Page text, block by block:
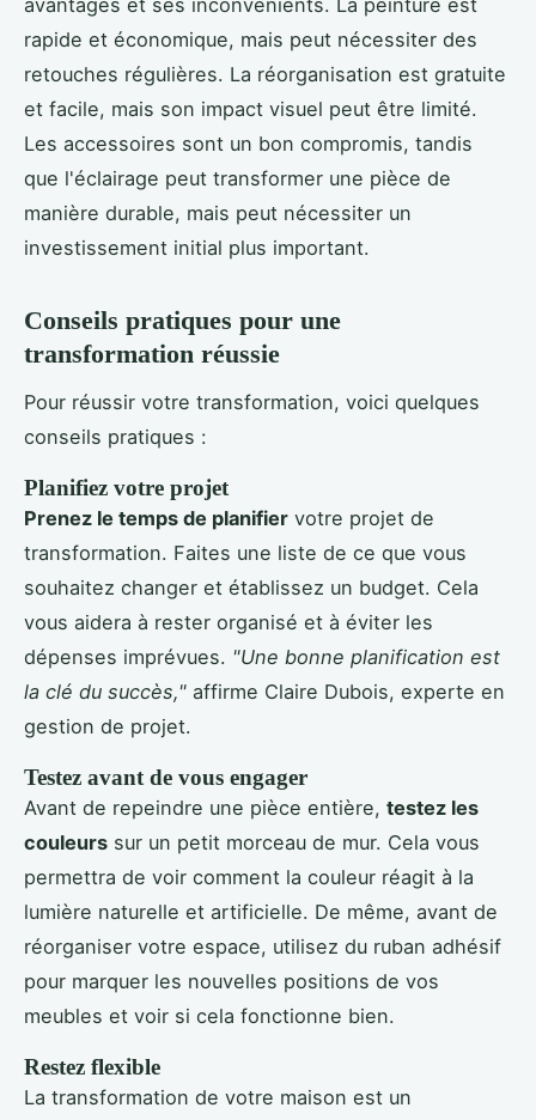
rapide et économique, mais peut nécessiter des
retouches régulières. La réorganisation est gratuite
et facile, mais son impact visuel peut être limité.
Les accessoires sont un bon compromis, tandis
que l'éclairage peut transformer une pièce de
manière durable, mais peut nécessiter un
investissement initial plus important.
Conseils pratiques pour une
transformation réussie
Pour réussir votre transformation, voici quelques
conseils pratiques :
Planifiez votre projet
Prenez le temps de planifier votre projet de
transformation. Faites une liste de ce que vous
souhaitez changer et établissez un budget. Cela
vous aidera à rester organisé et à éviter les
dépenses imprévues. "Une bonne planification est
la clé du succès," affirme Claire Dubois, experte en
gestion de projet.
Testez avant de vous engager
Avant de repeindre une pièce entière, testez les
couleurs sur un petit morceau de mur. Cela vous
permettra de voir comment la couleur réagit à la
lumière naturelle et artificielle. De même, avant de
réorganiser votre espace, utilisez du ruban adhésif
pour marquer les nouvelles positions de vos
meubles et voir si cela fonctionne bien.
Restez flexible
La transformation de votre maison est un